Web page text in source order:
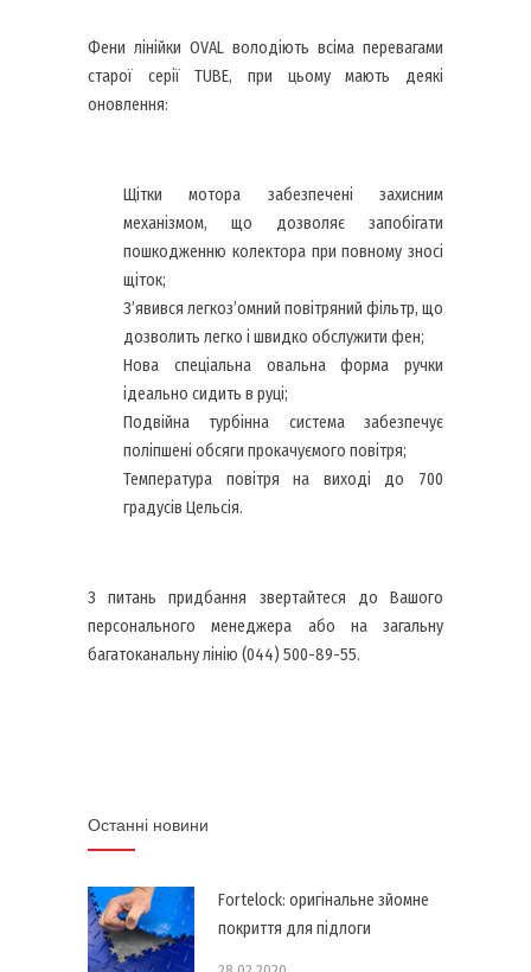
Фени лінійки OVAL володіють всіма перевагами
старої серії TUBE, при цьому мають деякі
оновлення:
Щітки мотора забезпечені захисним
механізмом, що дозволяє запобігати
пошкодженню колектора при повному зносі
щіток;
З’явився легкоз’омний повітряний фільтр, що
дозволить легко і швидко обслужити фен;
Нова спеціальна овальна форма ручки
ідеально сидить в руці;
Подвійна турбінна система забезпечує
поліпшені обсяги прокачуємого повітря;
Температура повітря на виході до 700
градусів Цельсія.
З питань придбання звертайтеся до Вашого
персонального менеджера або на загальну
багатоканальну лінію (044) 500-89-55.
Останні новини
Fortelock: оригінальне зйомне
покриття для підлоги